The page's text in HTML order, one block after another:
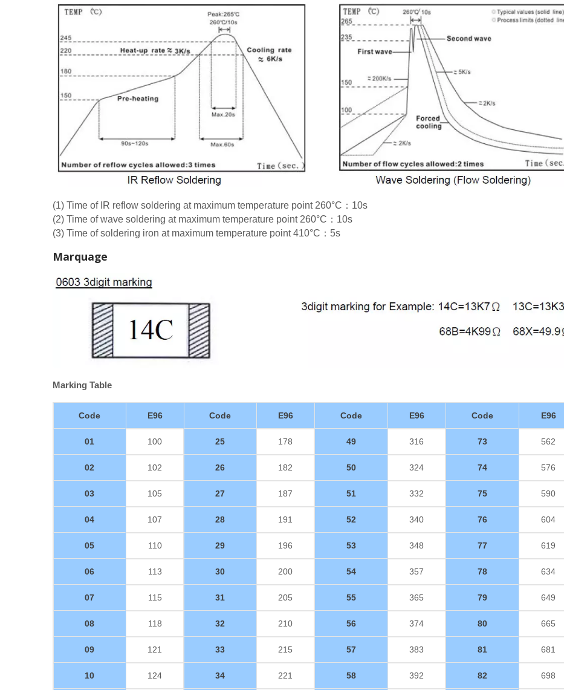
(1) Time of IR reflow soldering at maximum temperature point 260°C：10s
(2) Time of wave soldering at maximum temperature point 260°C：10s
(3) Time of soldering iron at maximum temperature point 410°C：5s
Marquage
Marking Table
Code E96 Code E96 Code E96 Code E96
01 100 25 178 49 316 73 562
02 102 26 182 50 324 74 576
03 105 27 187 51 332 75 590
04 107 28 191 52 340 76 604
05 110 29 196 53 348 77 619
06 113 30 200 54 357 78 634
07 115 31 205 55 365 79 649
08 118 32 210 56 374 80 665
09 121 33 215 57 383 81 681
10 124 34 221 58 392 82 698